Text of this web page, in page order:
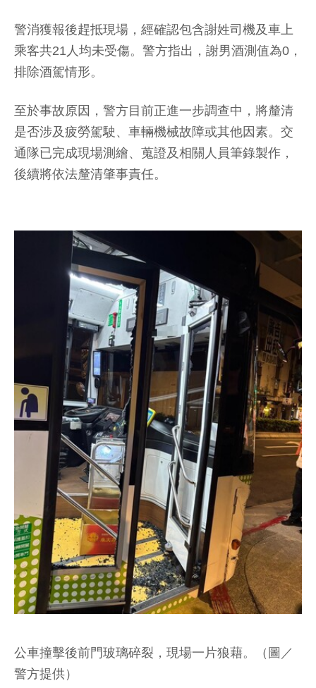
警消獲報後趕抵現場，經確認包含謝姓司機及車上
乘客共21人均未受傷。警方指出，謝男酒測值為0，
排除酒駕情形。
至於事故原因，警方目前正進一步調查中，將釐清
是否涉及疲勞駕駛、車輛機械故障或其他因素。交
通隊已完成現場測繪、蒐證及相關人員筆錄製作，
後續將依法釐清肇事責任。
公車撞擊後前門玻璃碎裂，現場一片狼藉。（圖／
警方提供）